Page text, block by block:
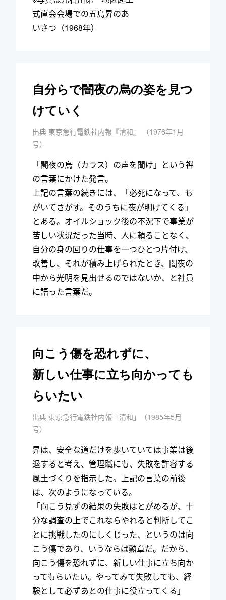
式直会会場での五島昇のあ
いさつ（1968年）
自分らで闇夜の烏の姿を見つ
けていく
出典 東京急行電鉄社内報『清和』 （1976年1月
号）
「闇夜の烏（カラス）の声を聞け」という禅
の言葉にかけた発言。
上記の言葉の続きには、「必死になって、も
がいてさがす。そのうちに夜が明けてくる」
とある。オイルショック後の不況下で事業が
苦しい状況だった当時、人に頼ることなく、
自分の身の回りの仕事を一つひとつ片付け、
改善し、それが積み上げられたとき、闇夜の
中から光明を見出せるのではないか、と社員
に語った言葉だ。
向こう傷を恐れずに、
新しい仕事に立ち向かっても
らいたい
出典 東京急行電鉄社内報「清和」（1985年5月
号）
昇は、安全な道だけを歩いていては事業は後
退すると考え、管理職にも、失敗を許容する
風土づくりを指示した。上記の言葉の前後
は、次のようになっている。
「向こう見ずの結果の失敗はとがめるが、十
分な調査の上でこれならやれると判断してこ
とに挑戦したのにしくじった、というのは向
こう傷であり、いうならば勲章だ。だから、
向こう傷を恐れずに、新しい仕事に立ち向か
ってもらいたい。やってみて失敗しても、経
験として必ずあとの仕事に役立ってくる」